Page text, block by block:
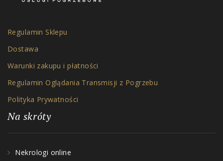
Regulamin Sklepu
Dostawa
Warunki zakupu i płatności
Regulamin Oglądania Transmisji z Pogrzebu
Polityka Prywatności
Na skróty
Nekrologi online